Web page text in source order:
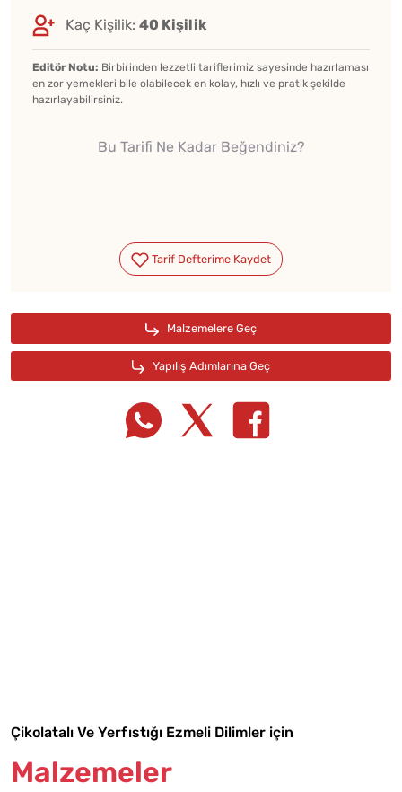
Kaç Kişilik: 40 Kişilik
Editör Notu: Birbirinden lezzetli tariflerimiz sayesinde hazırlaması
en zor yemekleri bile olabilecek en kolay, hızlı ve pratik şekilde
hazırlayabilirsiniz.
Bu Tarifi Ne Kadar Beğendiniz?
Çikolatalı Ve Yerfıstığı Ezmeli Dilimler için
Malzemeler